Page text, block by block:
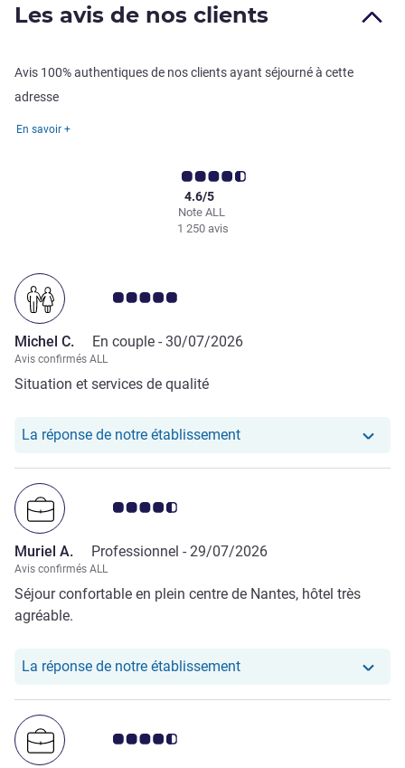
Les avis de nos clients
Avis 100% authentiques de nos clients ayant séjourné à cette
adresse
En savoir +
Note ALL
4.6/5
1 250 avis
Note Avis clients 5.0/5
Michel C. En couple - 30/07/2026
Avis confirmés ALL
Situation et services de qualité
La réponse de notre établissementNotre hôtel a repondu au
Note Avis clients 4.5/5
Muriel A. Professionnel - 29/07/2026
Avis confirmés ALL
Séjour confortable en plein centre de Nantes, hôtel très
agréable.
La réponse de notre établissementNotre hôtel a repondu au
Note Avis clients 4.5/5